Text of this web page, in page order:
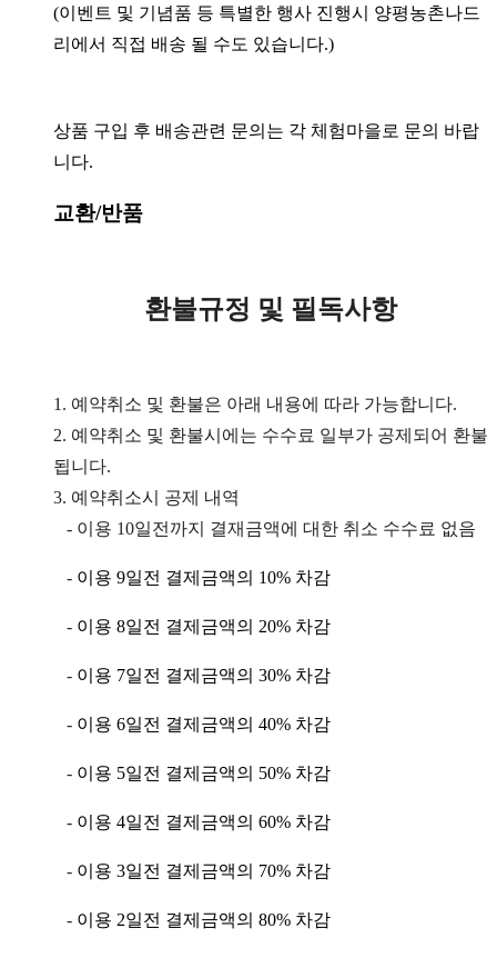
(이벤트 및 기념품 등 특별한 행사 진행시 양평농촌나드
리에서 직접 배송 될 수도 있습니다.)
상품 구입 후 배송관련 문의는 각 체험마을로 문의 바랍
니다.
교환/반품
환불규정 및 필독사항
1. 예약취소 및 환불은 아래 내용에 따라 가능합니다.
2. 예약취소 및 환불시에는 수수료 일부가 공제되어 환불
됩니다.
3. 예약취소시 공제 내역
- 이용 10일전까지 결재금액에 대한 취소 수수료 없음
- 이용 9일전 결제금액의 10% 차감
- 이용 8일전 결제금액의 20% 차감
- 이용 7일전 결제금액의 30% 차감
- 이용 6일전 결제금액의 40% 차감
- 이용 5일전 결제금액의 50% 차감
- 이용 4일전 결제금액의 60% 차감
- 이용 3일전 결제금액의 70% 차감
- 이용 2일전 결제금액의 80% 차감